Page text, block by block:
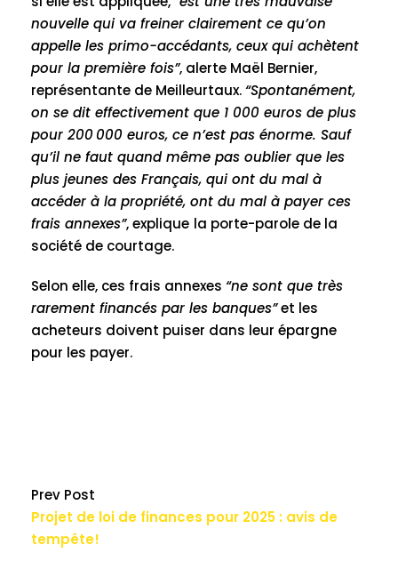
nouvelle qui va freiner clairement ce qu’on
appelle les primo-accédants, ceux qui achètent
pour la première fois”, alerte Maël Bernier,
représentante de Meilleurtaux.“Spontanément,
on se dit effectivement que 1 000 euros de plus
pour 200 000 euros, ce n’est pas énorme. Sauf
qu’il ne faut quand même pas oublier que les
plus jeunes des Français, qui ont du mal à
accéder à la propriété, ont du mal à payer ces
frais annexes”, explique la porte-parole de la
société de courtage.
Selon elle, ces frais annexes “ne sont que très
rarement financés par les banques”et les
acheteurs doivent puiser dans leur épargne
pour les payer.
Prev Post
Projet de loi de finances pour 2025 : avis de
tempête!